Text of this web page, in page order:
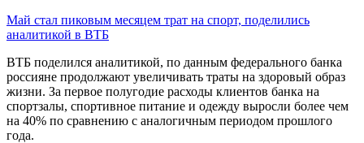
Май стал пиковым месяцем трат на спорт, поделились
аналитикой в ВТБ
ВТБ поделился аналитикой, по данным федерального банка
россияне продолжают увеличивать траты на здоровый образ
жизни. За первое полугодие расходы клиентов банка на
спортзалы, спортивное питание и одежду выросли более чем
на 40% по сравнению с аналогичным периодом прошлого
года.